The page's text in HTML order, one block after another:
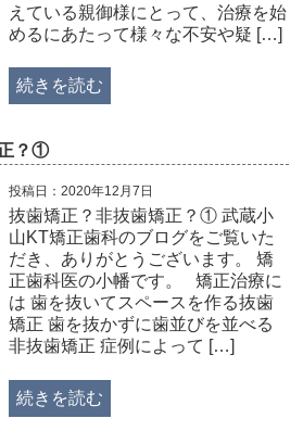
えている親御様にとって、治療を始
めるにあたって様々な不安や疑 […]
続きを読む
？①
投稿日：2020年12月7日
抜歯矯正？非抜歯矯正？① 武蔵小
山KT矯正歯科のブログをご覧いた
だき、ありがとうございます。 矯
正歯科医の小幡です。 矯正治療に
は 歯を抜いてスペースを作る抜歯
矯正 歯を抜かずに歯並びを並べる
非抜歯矯正 症例によって […]
続きを読む